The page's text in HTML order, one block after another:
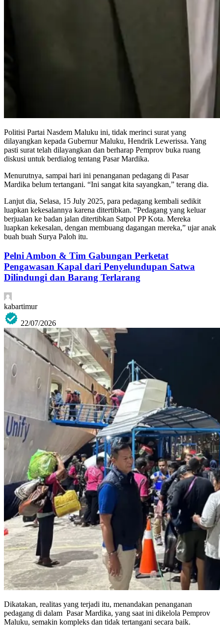
Politisi Partai Nasdem Maluku ini, tidak merinci surat yang
dilayangkan kepada Gubernur Maluku, Hendrik Lewerissa. Yang
pasti surat telah dilayangkan dan berharap Pemprov buka ruang
diskusi untuk berdialog tentang Pasar Mardika.
Menurutnya, sampai hari ini penanganan pedagang di Pasar
Mardika belum tertangani. “Ini sangat kita sayangkan,” terang dia.
Lanjut dia, Selasa, 15 July 2025, para pedagang kembali sedikit
luapkan kekesalannya karena ditertibkan. “Pedagang yang keluar
berjualan ke badan jalan ditertibkan Satpol PP Kota. Mereka
luapkan kekesalan, dengan membuang dagangan mereka,” ujar anak
buah buah Surya Paloh itu.
Pelni Ambon & Tim Gabungan Perketat
Pengawasan Kapal dari Penyelundupan Satwa
Dilindungi dan Barang Terlarang
kabartimur
22/07/2026
Dikatakan, realitas yang terjadi itu, menandakan penanganan
pedagang di dalam Pasar Mardika, yang saat ini dikelola Pemprov
Maluku, semakin kompleks dan tidak tertangani secara baik.